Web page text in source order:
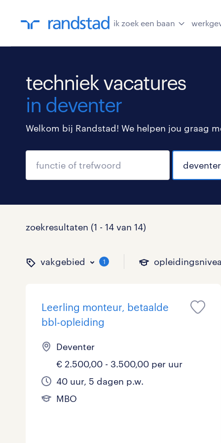
ik zoek een baan
techniek vacatures
in deventer
Welkom bij Randstad! We helpen jou graag
zoekresultaten (1 - 14 van 14)
vakgebied 1
binnen welk vakgebied
Administratief
Callcenter / Contactcenter
op welk niveau zoek je
Basisonderwijs 0
HBO 0
hoeveel uren per week
0 - 8 uur 0
25 - 32 uur 1
welk soort
Detachering 0
Vast 5
Leerling monteur, betaalde
bbl-opleiding
Deventer
€ 2.500,00 - 3.500,00 per uur
40 uur, 5 dagen p.w.
MBO